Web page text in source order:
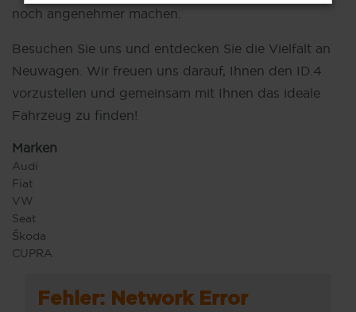
noch angenehmer machen.
Besuchen Sie uns und entdecken Sie die Vielfalt an
Neuwagen. Wir freuen uns darauf, Ihnen den ID.4
vorzustellen und gemeinsam mit Ihnen das ideale
Fahrzeug zu finden!
Marken
Audi
Fiat
VW
Seat
Škoda
CUPRA
Fehler: Network Error